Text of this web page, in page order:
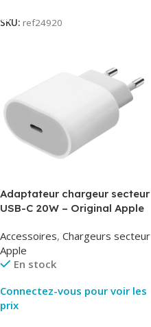
SKU: ref24920
Adaptateur chargeur secteur
USB-C 20W – Original Apple
Accessoires, Chargeurs secteur
Apple
En stock
Connectez-vous pour voir les
prix